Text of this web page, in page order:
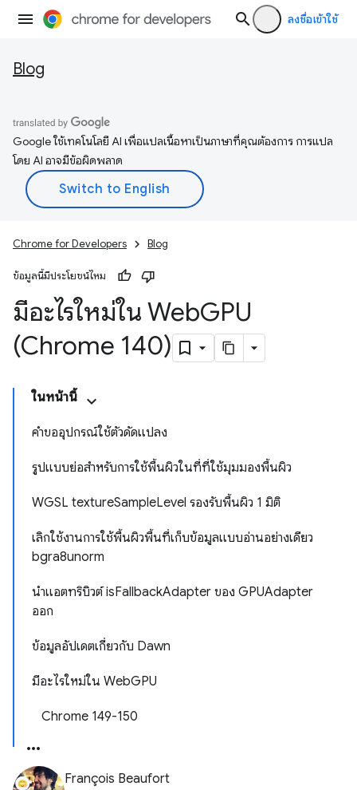
ลงชื่อเข้าใช้
Blog
Google ใช้เทคโนโลยี AI เพื่อแปลเนื้อหาเป็นภาษาที่คุณต้องการ การแปล
โดย AI อาจมีข้อผิดพลาด
Chrome for Developers Blog
ข้อมูลนี้มีประโยชน์ไหม
มีอะไรใหม่ใน WebGPU
(Chrome 140)
ในหน้านี้
คำขออุปกรณ์ใช้ตัวดัดแปลง
รูปแบบย่อสำหรับการใช้พื้นผิวในที่ที่ใช้มุมมองพื้นผิว
WGSL textureSampleLevel รองรับพื้นผิว 1 มิติ
เลิกใช้งานการใช้พื้นผิวพื้นที่เก็บข้อมูลแบบอ่านอย่างเดียว
bgra8unorm
นำแอตทริบิวต์ isFallbackAdapter ของ GPUAdapter
ออก
ข้อมูลอัปเดตเกี่ยวกับ Dawn
มีอะไรใหม่ใน WebGPU
Chrome 149-150
François Beaufort